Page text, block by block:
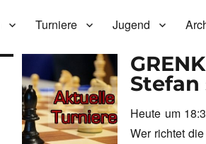
Turniere Jugend
Stefan
Heute um
Wer richtet